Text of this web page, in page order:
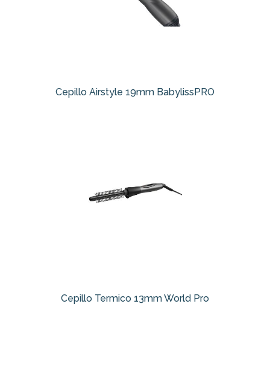
Cepillo Airstyle 19mm BabylissPRO
Cepillo Termico 13mm World Pro